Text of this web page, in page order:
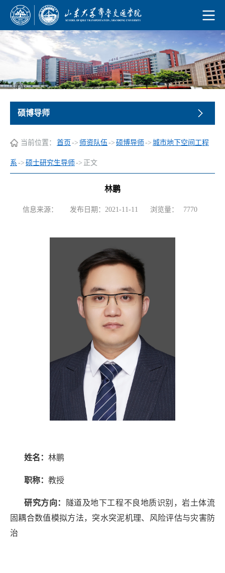
硕博导师
当前位置： 首页 -> 师资队伍 -> 硕博导师-> 城市地下空间工程
系 -> 硕士研究生导师-> 正文
林鹏
信息来源： 发布日期：2021-11-11 浏览量： 7770
姓名： 林鹏
职称： 教授
研究方向：
隧道及地下工程不良地质识别，岩土体流
固耦合数值模拟方法，突水突泥机理、风险评估与灾害防
治